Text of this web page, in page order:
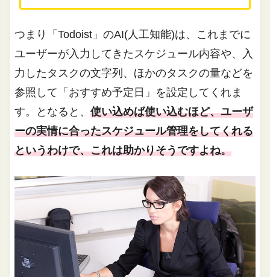
つまり「Todoist」のAI(人工知能)は、これまでに
ユーザーが入力してきたスケジュール内容や、入
力したタスクの文字列、ほかのタスクの量などを
参照して「おすすめ予定日」を設定してくれま
す。となると、使い込めば使い込むほど、ユーザ
ーの実情に合ったスケジュール管理をしてくれる
というわけで、これは助かりそうですよね。